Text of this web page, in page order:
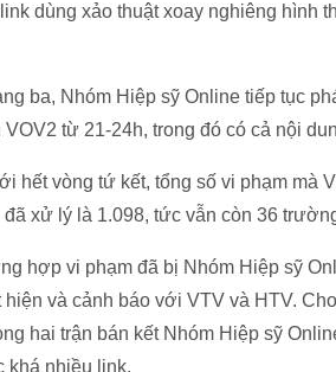
dùng xảo thuật xoay nghiêng hình
ba, Nhóm Hiệp sỹ Online tiếp tục
từ 21-24h, trong đó có cả nội
hết vòng tứ kết, tổng số vi phạm mà
xử lý là 1.098, tức vẫn còn 36
hợp vi phạm đã bị Nhóm Hiệp sỹ
và cảnh báo với VTV và HTV.
hai trận bán kết Nhóm Hiệp sỹ
khá nhiều link.